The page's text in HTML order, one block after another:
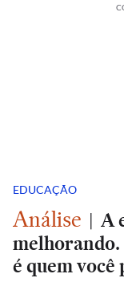
EDUCAÇÃO
Análise | A
melhorando.
é quem você